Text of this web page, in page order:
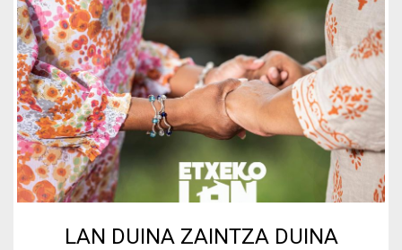
LAN DUINA ZAINTZA DUINA